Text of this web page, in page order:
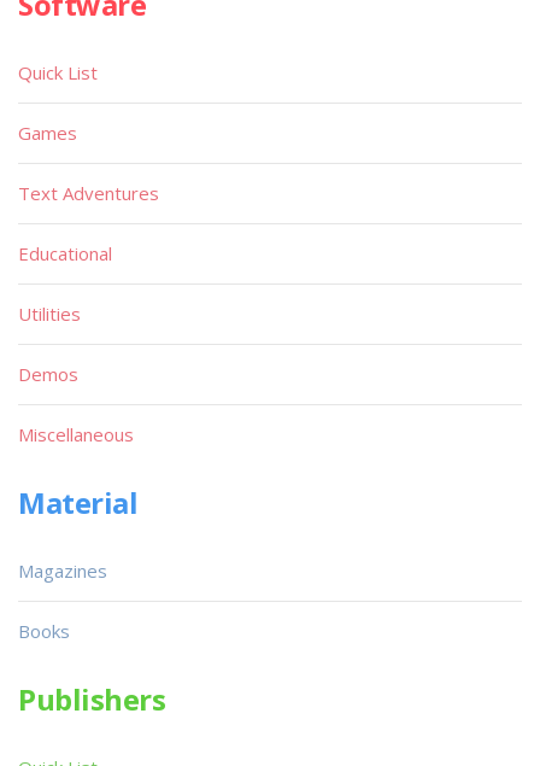
Quick List
Games
Text Adventures
Educational
Utilities
Demos
Miscellaneous
Material
Magazines
Books
Publishers